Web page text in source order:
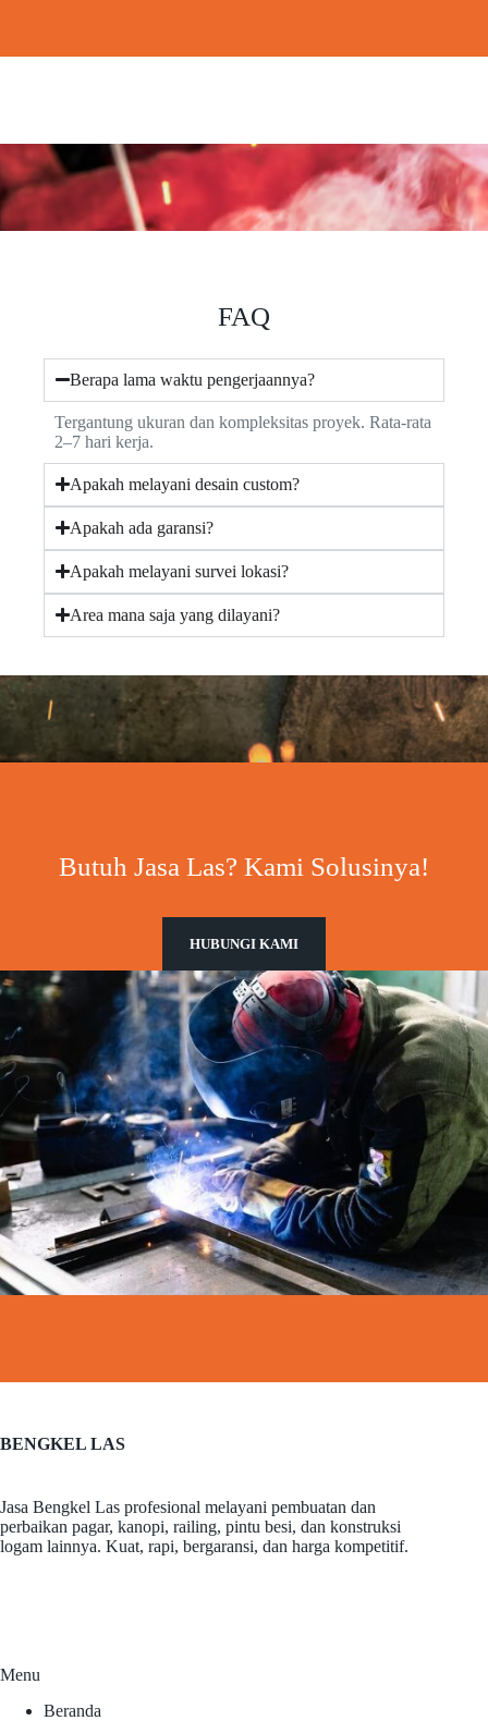
FAQ
Berapa lama waktu pengerjaannya?
Tergantung ukuran dan kompleksitas proyek. Rata-rata
2–7 hari kerja.
Apakah melayani desain custom?
Apakah ada garansi?
Apakah melayani survei lokasi?
Area mana saja yang dilayani?
Butuh Jasa Las? Kami Solusinya!
HUBUNGI KAMI
BENGKEL LAS
Jasa Bengkel Las profesional melayani pembuatan dan
perbaikan pagar, kanopi, railing, pintu besi, dan konstruksi
logam lainnya. Kuat, rapi, bergaransi, dan harga kompetitif.
Menu
Beranda